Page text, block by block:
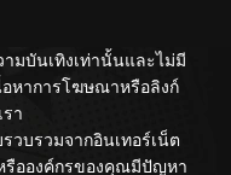
มบันเทิงเท่านั้นและไม่มี
หาการโฆษณาหรือลิงก์
า
วบรวมจากอินเทอร์เน็ต
รือองค์กรของคุณมีปัญหา